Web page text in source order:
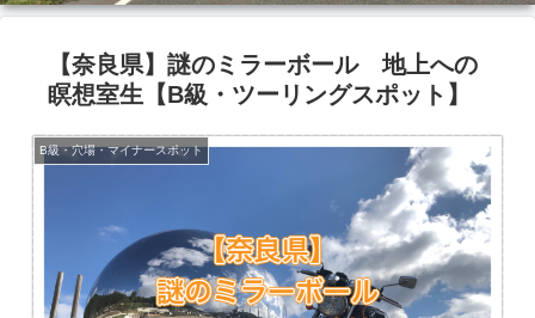
【奈良県】謎のミラーボール 地上への
瞑想室生【B級・ツーリングスポット】
B級・穴場・マイナースポット